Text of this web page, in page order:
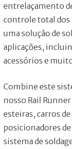
entrelaçamento
controle total dos
uma solução de
aplicações,
acessórios e
Combine este
nosso Rail
esteiras, carros
posicionadores
sistema de